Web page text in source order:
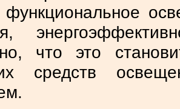
функциональное
что это
средств